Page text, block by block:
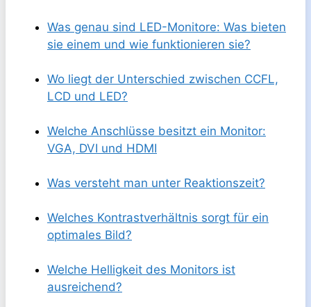
Was genau sind LED-Monitore: Was bieten
sie einem und wie funktionieren sie?
Wo liegt der Unterschied zwischen CCFL,
LCD und LED?
Welche Anschlüsse besitzt ein Monitor:
VGA, DVI und HDMI
Was versteht man unter Reaktionszeit?
Welches Kontrastverhältnis sorgt für ein
optimales Bild?
Welche Helligkeit des Monitors ist
ausreichend?